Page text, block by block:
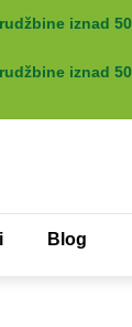
iznad
iznad
Blog